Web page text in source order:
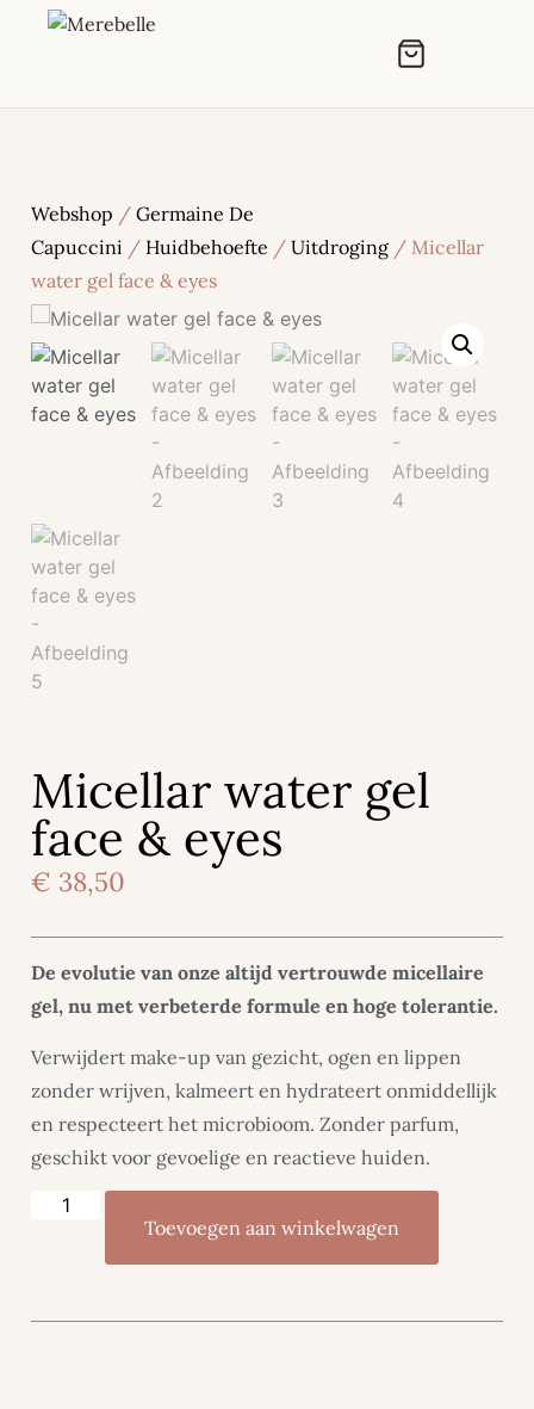
Webshop / Germaine De
Capuccini / Huidbehoefte / Uitdroging / Micellar
water gel face & eyes
Micellar water gel
face & eyes
€ 38,50
De evolutie van onze altijd vertrouwde micellaire
gel, nu met verbeterde formule en hoge tolerantie.
Verwijdert make-up van gezicht, ogen en lippen
zonder wrijven, kalmeert en hydrateert onmiddellijk
en respecteert het microbioom. Zonder parfum,
geschikt voor gevoelige en reactieve huiden.
Toevoegen aan winkelwagen